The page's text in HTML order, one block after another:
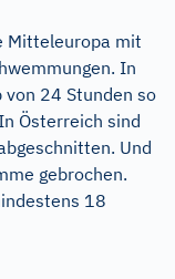
Mitteleuropa mit
In
24 Stunden so
Österreich sind
Und
gebrochen.
18